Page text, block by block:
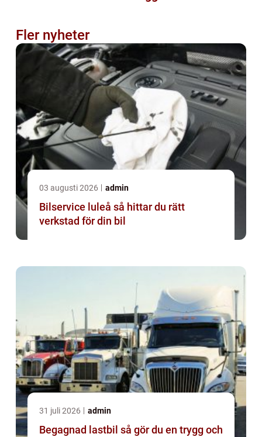
Fler nyheter
03 augusti 2026 admin
Bilservice luleå så hittar du rätt
verkstad för din bil
31 juli 2026 admin
Begagnad lastbil så gör du en trygg och